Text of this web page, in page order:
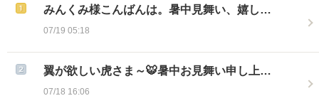
みんくみ様こんばんは。暑中見舞い、嬉し…
07/19 05:18
翼が欲しい虎さま～🐯暑中お見舞い申し上…
07/18 16:06